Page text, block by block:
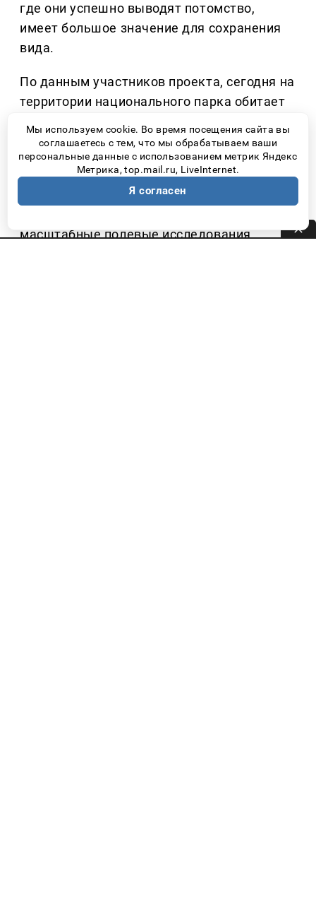
где они успешно выводят потомство,
имеет большое значение для сохранения
вида.
По данным участников проекта, сегодня на
территории национального парка обитает
около ста особей орлана-белохвоста.
За четыре года грантовые средства
позволили приобрести современную фото-
и видеотехнику для дистанционного
масштабные полевые исследования,
Мы используем cookie. Во время посещения сайта вы
соглашаетесь с тем, что мы обрабатываем ваши
персональные данные с использованием метрик Яндекс
Метрика, top.mail.ru, LiveInternet.
Я согласен